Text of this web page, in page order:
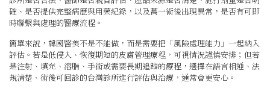
確、是否提供完整病歷與用藥紀錄，以及萬一術後出現異常，是否有可即
時聯繫與處理的醫療流程。
簡單來說，韓國醫美不是不能做，而是需要把「風險處理能力」一起納入
評估。若是低侵入、恢復期短的皮膚管理療程，可視情況謹慎安排；但若
是注射、填充、溶脂、手術或需要長期追蹤的療程，選擇在語言相通、法
規清楚、術後可回診的台灣診所進行評估與治療，通常會更安心。